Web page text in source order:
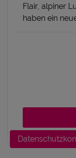
Flair, alpiner
haben ein